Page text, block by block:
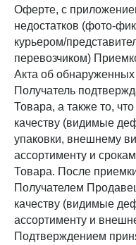
Оферте, с
недостатков (фото-
курьером/
перевозчиком)
Акта об обнаруженных
Получатель
Товара, а также то,
качеству (видимые
упаковки, внешнему
ассортименту и
Товара. После
Получателем
качеству (видимые
ассортименту и
Подтверждением